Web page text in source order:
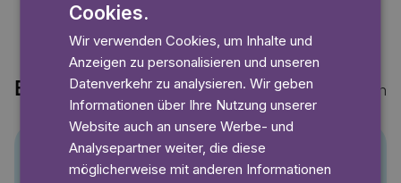
Entdecke auch Mehr anzeigen
GERMAN
Cookies.
Wir verwenden Cookies, um Inhalte und
Anzeigen zu personalisieren und unseren
Datenverkehr zu analysieren. Wir geben
Informationen über Ihre Nutzung unserer
Website auch an unsere Werbe- und
Analysepartner weiter, die diese
möglicherweise mit anderen Informationen